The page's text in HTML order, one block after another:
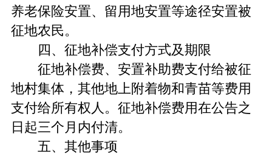
养老保险安置、留用地安置等途径安置被
征地农民。
四、征地补偿支付方式及期限
征地补偿费、安置补助费支付给被征
地村集体，其他地上附着物和青苗等费用
支付给所有权人。征地补偿费用在公告之
日起三个月内付清。
五、其他事项